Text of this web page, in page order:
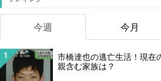
今週 今月
1
市橋達也の逃亡生活！現在
親含む家族は？